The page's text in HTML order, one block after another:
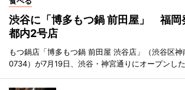
渋谷に「博多もつ鍋 前田屋」 福岡
都内2号店
もつ鍋店「博多もつ鍋 前田屋 渋谷店」（渋谷区
0734）が7月19日、渋谷・神宮通りにオープンした